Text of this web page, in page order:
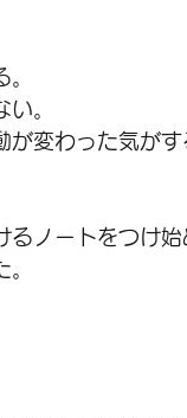
。
変わった気がす
ノートをつけ始